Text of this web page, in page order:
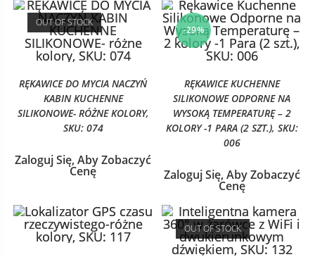
OUT OF STOCK
RĘKAWICE DO MYCIA NACZYŃ
KABIN KUCHENNE
SILIKONOWE- RÓŻNE KOLORY,
SKU: 074
Zaloguj Się, Aby Zobaczyć
Cenę
-29%
RĘKAWICE KUCHENNE
SILIKONOWE ODPORNE NA
WYSOKĄ TEMPERATURĘ – 2
KOLORY -1 PARA (2 SZT.), SKU:
006
Zaloguj Się, Aby Zobaczyć
Cenę
OUT OF STOCK